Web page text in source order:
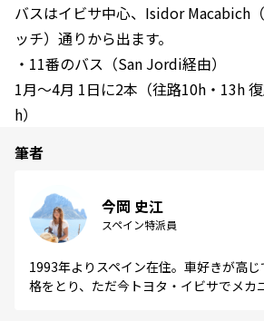
バスはイビサ中心、Isidor Macabich
ッチ）通りから出ます。
・11番のバス（San Jordi経由）
1月～4月 1日に2本（往路10h・13h
h）
筆者
今岡 史江
スペイン特派員
1993年よりスペイン在住。車好きが高
格をとり、ただ今トヨタ・イビサでメカ